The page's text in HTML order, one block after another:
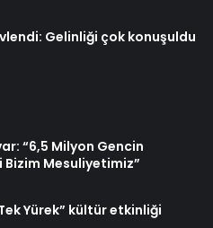
Gelinliği çok konuşuldu
“6,5 Milyon Gencin
Bizim Mesuliyetimiz”
Yürek” kültür etkinliği